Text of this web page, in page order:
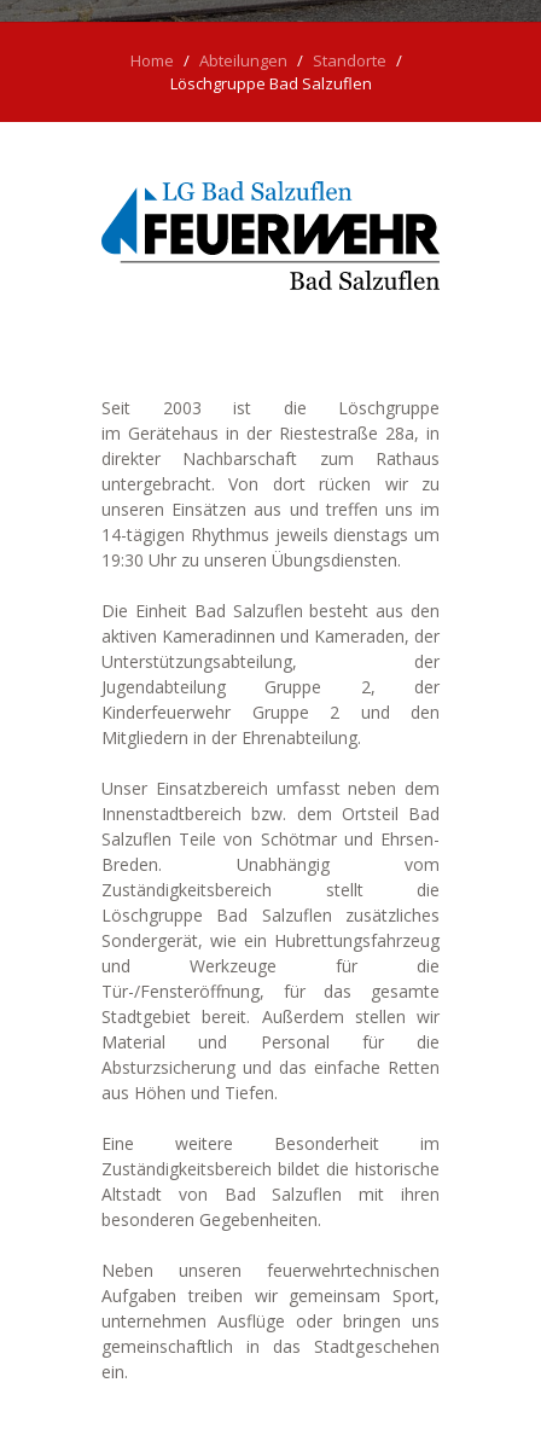
Home Abteilungen
Standorte
Löschgruppe Bad Salzuflen
Seit 2003 ist die Löschgruppe
im Gerätehaus in der Riestestraße 28a, in
direkter Nachbarschaft zum Rathaus
untergebracht. Von dort rücken wir zu
unseren Einsätzen aus und treffen uns im
14-tägigen Rhythmus jeweils dienstags um
19:30 Uhr zu unseren Übungsdiensten.
Die Einheit Bad Salzuflen besteht aus den
aktiven Kameradinnen und Kameraden, der
Unterstützungsabteilung, der
Jugendabteilung Gruppe 2, der
Kinderfeuerwehr Gruppe 2 und den
Mitgliedern in der Ehrenabteilung.
Unser Einsatzbereich umfasst neben dem
Innenstadtbereich bzw. dem Ortsteil Bad
Salzuflen Teile von Schötmar und Ehrsen-
Breden. Unabhängig vom
Zuständigkeitsbereich stellt die
Löschgruppe Bad Salzuflen zusätzliches
Sondergerät, wie ein Hubrettungsfahrzeug
und Werkzeuge für die
Tür-/Fensteröffnung, für das gesamte
Stadtgebiet bereit. Außerdem stellen wir
Material und Personal für die
Absturzsicherung und das einfache Retten
aus Höhen und Tiefen.
Eine weitere Besonderheit im
Zuständigkeitsbereich bildet die historische
Altstadt von Bad Salzuflen mit ihren
besonderen Gegebenheiten.
Neben unseren feuerwehrtechnischen
Aufgaben treiben wir gemeinsam Sport,
unternehmen Ausflüge oder bringen uns
gemeinschaftlich in das Stadtgeschehen
ein.